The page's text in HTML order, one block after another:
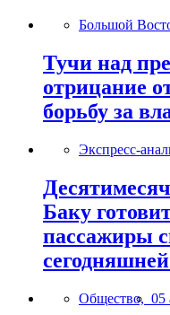
Большой
Тучи над
отрицание
борьбу за
Экспресс-
Баку
пассажиры
Общество, 05